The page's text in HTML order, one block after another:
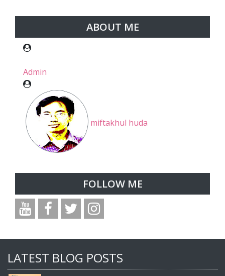
ABOUT ME
Admin
miftakhul huda
FOLLOW ME
LATEST BLOG POSTS